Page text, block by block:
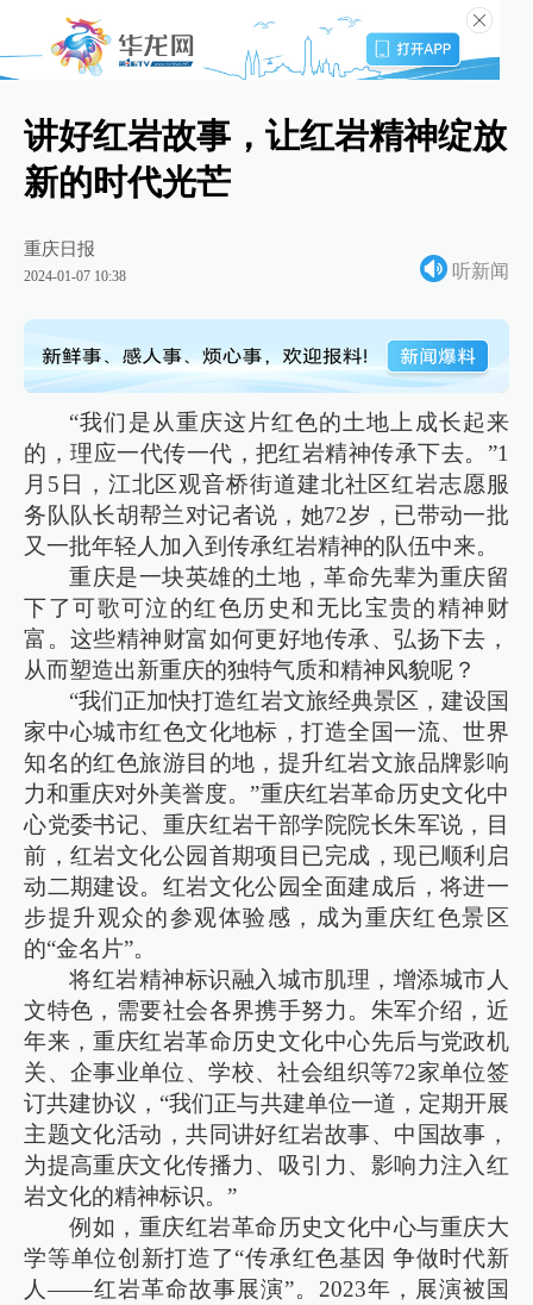
讲好红岩故事，让红岩精神绽放
新的时代光芒
重庆日报
2024-01-07 10:38 听新闻
“我们是从重庆这片红色的土地上成长起来
的，理应一代传一代，把红岩精神传承下去。”1
月5日，江北区观音桥街道建北社区红岩志愿服
务队队长胡帮兰对记者说，她72岁，已带动一批
又一批年轻人加入到传承红岩精神的队伍中来。
重庆是一块英雄的土地，革命先辈为重庆留
下了可歌可泣的红色历史和无比宝贵的精神财
富。这些精神财富如何更好地传承、弘扬下去，
从而塑造出新重庆的独特气质和精神风貌呢？
“我们正加快打造红岩文旅经典景区，建设国
家中心城市红色文化地标，打造全国一流、世界
知名的红色旅游目的地，提升红岩文旅品牌影响
力和重庆对外美誉度。”重庆红岩革命历史文化中
心党委书记、重庆红岩干部学院院长朱军说，目
前，红岩文化公园首期项目已完成，现已顺利启
动二期建设。红岩文化公园全面建成后，将进一
步提升观众的参观体验感，成为重庆红色景区
的“金名片”。
将红岩精神标识融入城市肌理，增添城市人
文特色，需要社会各界携手努力。朱军介绍，近
年来，重庆红岩革命历史文化中心先后与党政机
关、企事业单位、学校、社会组织等72家单位签
订共建协议，“我们正与共建单位一道，定期开展
主题文化活动，共同讲好红岩故事、中国故事，
为提高重庆文化传播力、吸引力、影响力注入红
岩文化的精神标识。”
例如，重庆红岩革命历史文化中心与重庆大
学等单位创新打造了“传承红色基因 争做时代新
人——红岩革命故事展演”。2023年，展演被国